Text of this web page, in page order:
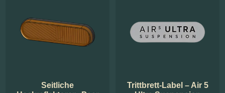
Seitliche
Trittbrett-Label – Air 5